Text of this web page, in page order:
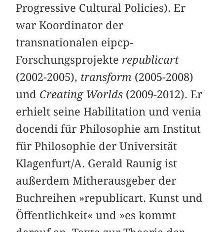
Progressive Cultural Policies). Er
war Koordinator der
transnationalen eipcp-
Forschungsprojekte republicart
(2002-2005), transform (2005-2008)
und Creating Worlds (2009-2012). Er
erhielt seine Habilitation und venia
docendi für Philosophie am Institut
für Philosophie der Universität
Klagenfurt/A. Gerald Raunig ist
außerdem Mitherausgeber der
Buchreihen »republicart. Kunst und
Öffentlichkeit« und »es kommt